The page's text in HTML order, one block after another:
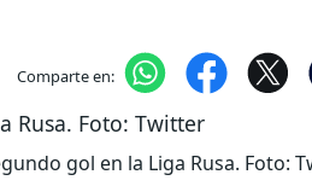
Comparte en:
gol en la Liga Rusa. Foto: